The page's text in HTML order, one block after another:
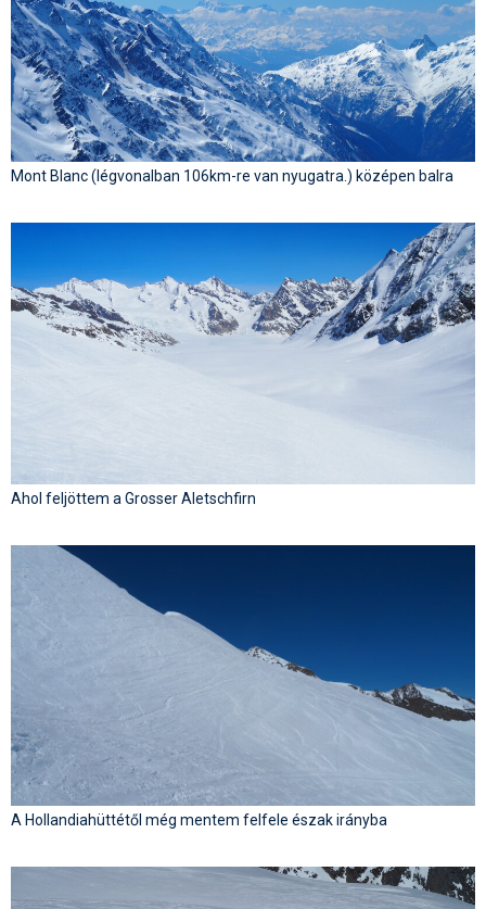
Mont Blanc (légvonalban 106km-re van nyugatra.) középen balra
Ahol feljöttem a Grosser Aletschfirn
A Hollandiahüttétől még mentem felfele észak irányba